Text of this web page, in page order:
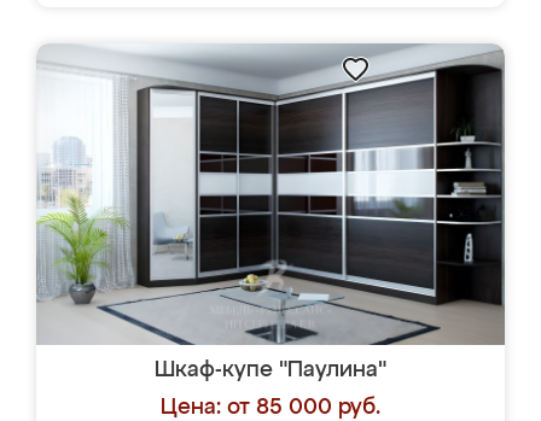
Шкаф-купе "Паулина"
Цена: от 85 000 руб.